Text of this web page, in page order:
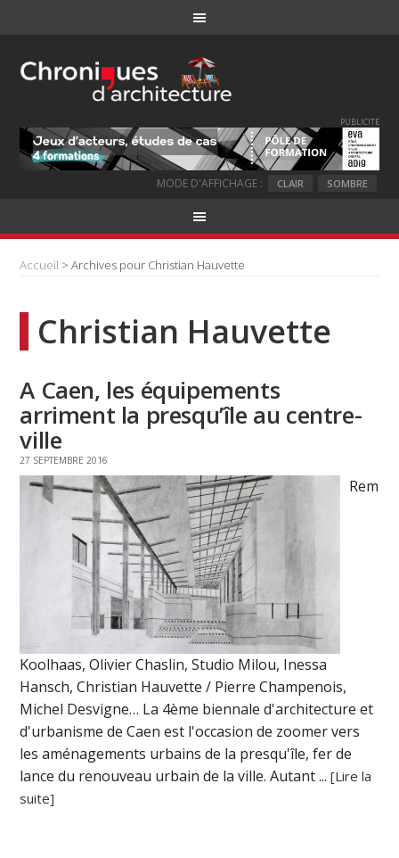
PUBLICITE
MODE D'AFFICHAGE : CLAIR SOMBRE
Accueil > Archives pour Christian Hauvette
Christian Hauvette
A Caen, les équipements
arriment la presqu’île au centre-
ville
27 SEPTEMBRE 2016
Rem
Koolhaas, Olivier Chaslin, Studio Milou, Inessa
Hansch, Christian Hauvette / Pierre Champenois,
Michel Desvigne… La 4ème biennale d'architecture et
d'urbanisme de Caen est l'occasion de zoomer vers
les aménagements urbains de la presqu'île, fer de
lance du renouveau urbain de la ville. Autant ...[Lire la
suite]